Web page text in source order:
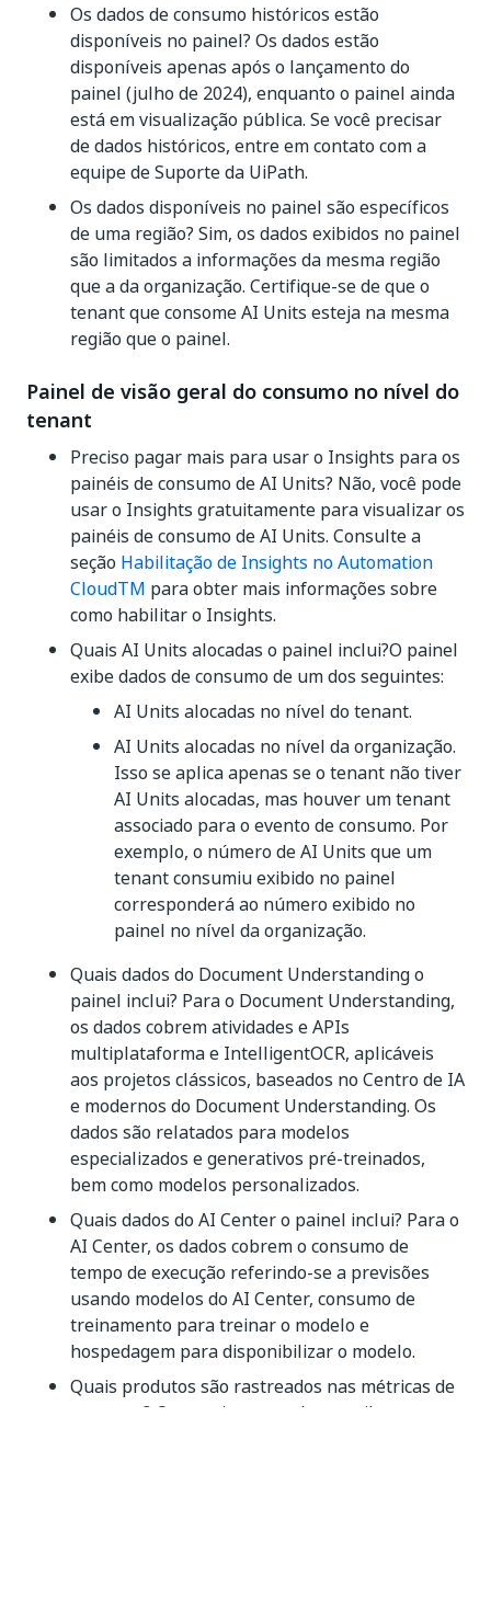
Os dados de consumo históricos estão
disponíveis no painel? Os dados estão
disponíveis apenas após o lançamento do
painel (julho de 2024), enquanto o painel ainda
está em visualização pública. Se você precisar
de dados históricos, entre em contato com a
equipe de Suporte da UiPath.
Os dados disponíveis no painel são específicos
de uma região? Sim, os dados exibidos no painel
são limitados a informações da mesma região
que a da organização. Certifique-se de que o
tenant que consome AI Units esteja na mesma
região que o painel.
Painel de visão geral do consumo no nível do
tenant
Preciso pagar mais para usar o Insights para os
painéis de consumo de AI Units? Não, você pode
usar o Insights gratuitamente para visualizar os
painéis de consumo de AI Units. Consulte a
seção Habilitação de Insights no Automation
CloudTM para obter mais informações sobre
como habilitar o Insights.
Quais AI Units alocadas o painel inclui?O painel
exibe dados de consumo de um dos seguintes:
AI Units alocadas no nível do tenant.
AI Units alocadas no nível da organização.
Isso se aplica apenas se o tenant não tiver
AI Units alocadas, mas houver um tenant
associado para o evento de consumo. Por
exemplo, o número de AI Units que um
tenant consumiu exibido no painel
corresponderá ao número exibido no
painel no nível da organização.
Quais dados do Document Understanding o
painel inclui? Para o Document Understanding,
os dados cobrem atividades e APIs
multiplataforma e IntelligentOCR, aplicáveis
aos projetos clássicos, baseados no Centro de IA
e modernos do Document Understanding. Os
dados são relatados para modelos
especializados e generativos pré-treinados,
bem como modelos personalizados.
Quais dados do AI Center o painel inclui? Para o
AI Center, os dados cobrem o consumo de
tempo de execução referindo-se a previsões
usando modelos do AI Center, consumo de
treinamento para treinar o modelo e
hospedagem para disponibilizar o modelo.
Quais produtos são rastreados nas métricas de
consumo? Os seguintes produtos exibem o